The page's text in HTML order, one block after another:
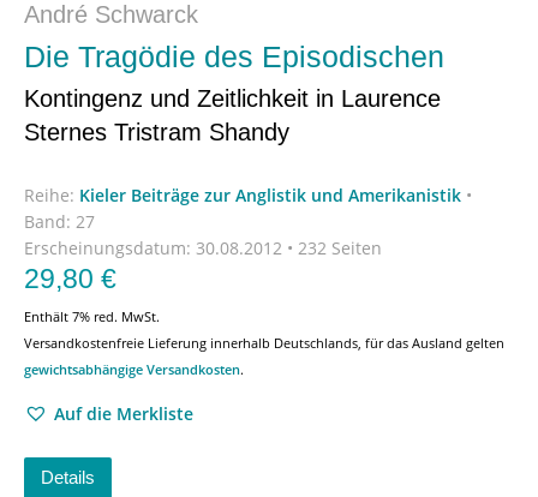
André Schwarck
Die Tragödie des Episodischen
Kontingenz und Zeitlichkeit in Laurence
Sternes Tristram Shandy
Reihe: Kieler Beiträge zur Anglistik und Amerikanistik •
Band: 27
Erscheinungsdatum: 30.08.2012 • 232 Seiten
29,80 €
Enthält 7% red. MwSt.
Versandkostenfreie Lieferung innerhalb Deutschlands, für das Ausland gelten
gewichtsabhängige Versandkosten.
Auf die Merkliste
Details